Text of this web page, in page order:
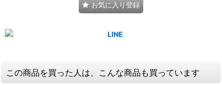
お気に入り登録
この商品を買った人は、こんな商品も買っています